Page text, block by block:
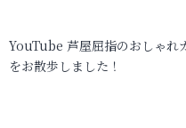
YouTube 芦屋屈指のおしゃれ
をお散歩しました！